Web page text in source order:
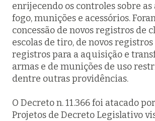
enrijecendo os controles sobre as
fogo, munições e acessórios.
concessão de novos registros de
escolas de tiro, de novos registros
registros para a aquisição e
armas e de munições de uso
dentre outras providências.
O Decreto n. 11.366 foi atacado
Projetos de Decreto Legislativo